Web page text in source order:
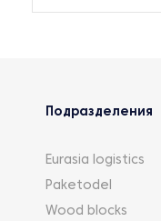
Подразделения
Eurasia logistics
Paketodel
Wood blocks